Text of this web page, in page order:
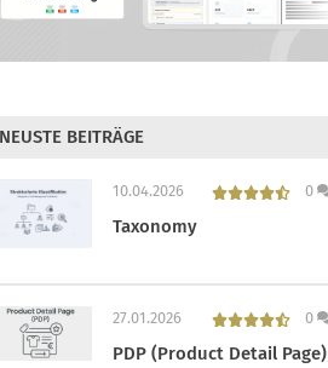
NEUSTE BEITRÄGE
10.04.2026 0
Taxonomy
27.01.2026 0
PDP (Product Detail Page)